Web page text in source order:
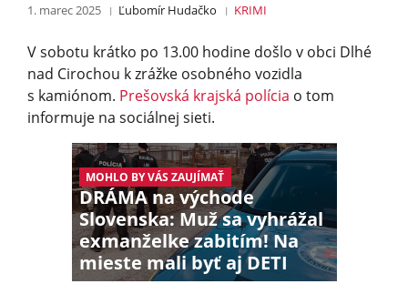
1. marec 2025 Ľubomír Hudačko KRIMI
V sobotu krátko po 13.00 hodine došlo v obci Dlhé
nad Cirochou k zrážke osobného vozidla
s kamiónom. Prešovská krajská polícia o tom
informuje na sociálnej sieti.
MOHLO BY VÁS ZAUJÍMAŤ
DRÁMA na východe
Slovenska: Muž sa vyhrážal
exmanželke zabitím! Na
mieste mali byť aj DETI